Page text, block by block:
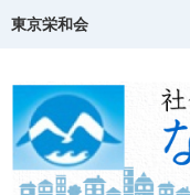
東京栄和会
介護保険事業
ご相談窓口・支援事業